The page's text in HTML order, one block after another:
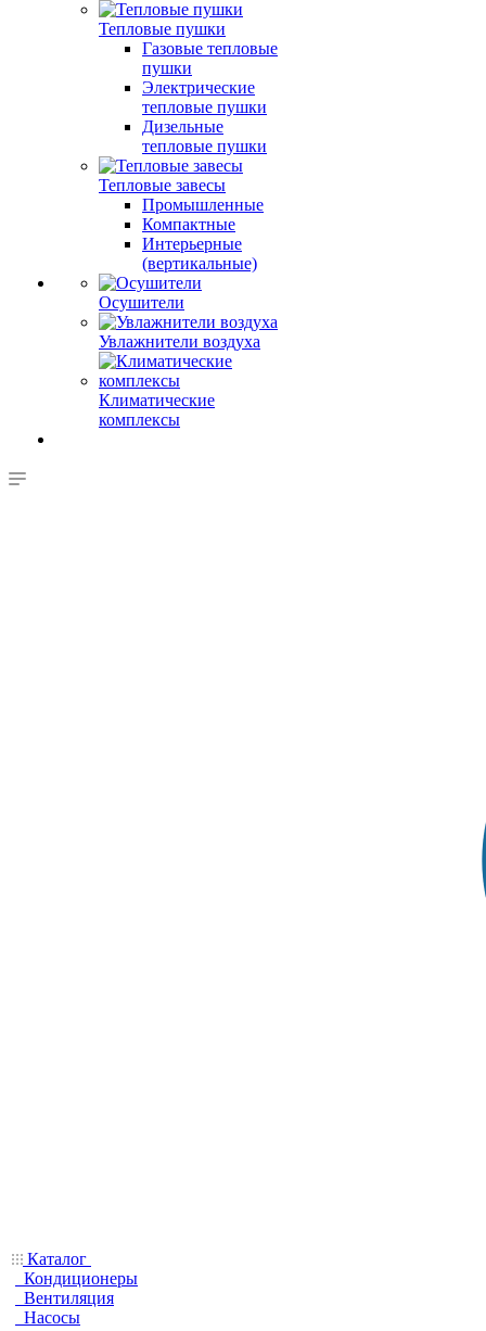
Тепловые пушки
Газовые тепловые
пушки
Электрические
тепловые пушки
Дизельные
тепловые пушки
Тепловые завесы
Промышленные
Компактные
Интерьерные
(вертикальные)
Осушители
Увлажнители воздуха
Климатические
комплексы
Каталог
Кондиционеры
Вентиляция
Насосы